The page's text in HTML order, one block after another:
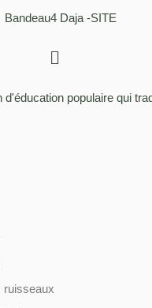
d'éducation populaire qui
ruisseaux